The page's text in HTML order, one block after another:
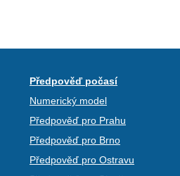
Předpověď počasí
Numerický model
Předpověď pro Prahu
Předpověď pro Brno
Předpověď pro Ostravu